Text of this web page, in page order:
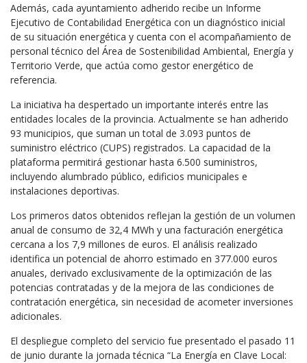
Además, cada ayuntamiento adherido recibe un Informe
Ejecutivo de Contabilidad Energética con un diagnóstico inicial
de su situación energética y cuenta con el acompañamiento de
personal técnico del Área de Sostenibilidad Ambiental, Energía y
Territorio Verde, que actúa como gestor energético de
referencia.
La iniciativa ha despertado un importante interés entre las
entidades locales de la provincia. Actualmente se han adherido
93 municipios, que suman un total de 3.093 puntos de
suministro eléctrico (CUPS) registrados. La capacidad de la
plataforma permitirá gestionar hasta 6.500 suministros,
incluyendo alumbrado público, edificios municipales e
instalaciones deportivas.
Los primeros datos obtenidos reflejan la gestión de un volumen
anual de consumo de 32,4 MWh y una facturación energética
cercana a los 7,9 millones de euros. El análisis realizado
identifica un potencial de ahorro estimado en 377.000 euros
anuales, derivado exclusivamente de la optimización de las
potencias contratadas y de la mejora de las condiciones de
contratación energética, sin necesidad de acometer inversiones
adicionales.
El despliegue completo del servicio fue presentado el pasado 11
de junio durante la jornada técnica “La Energía en Clave Local: